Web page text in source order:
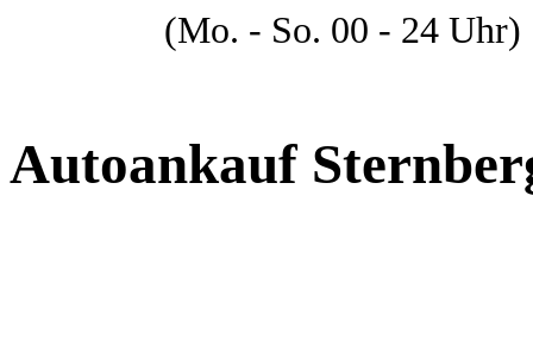
(Mo. - So. 00 - 24 Uhr)
Autoankauf